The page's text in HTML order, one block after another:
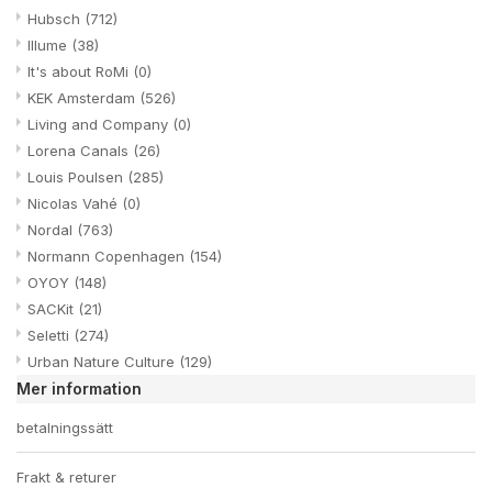
Hubsch (712)
Illume (38)
It's about RoMi (0)
KEK Amsterdam (526)
Living and Company (0)
Lorena Canals (26)
Louis Poulsen (285)
Nicolas Vahé (0)
Nordal (763)
Normann Copenhagen (154)
OYOY (148)
SACKit (21)
Seletti (274)
Urban Nature Culture (129)
Mer information
betalningssätt
Frakt & returer